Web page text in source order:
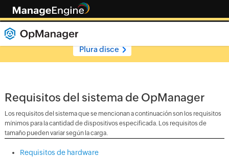
ManageEngine ha sido reconocido en el
Cuadrante Mágico™ de Gartner® 2025para
Monitoreo de la Experiencia Digital.
Plura disce
Requisitos del sistema de OpManager
Los requisitos del sistema que se mencionan a continuación son los requisitos
mínimos para la cantidad de dispositivos especificada. Los requisitos de
tamaño pueden variar según la carga.
Requisitos de hardware